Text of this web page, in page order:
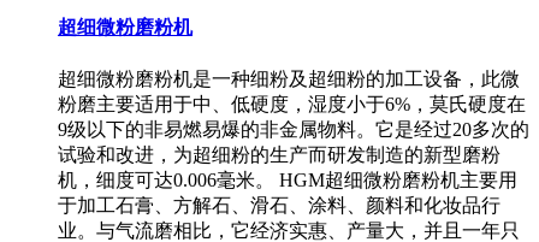
超细微粉磨粉机
超细微粉磨粉机是一种细粉及超细粉的加工设备，此微
粉磨主要适用于中、低硬度，湿度小于6%，莫氏硬度在
9级以下的非易燃易爆的非金属物料。它是经过20多次的
试验和改进，为超细粉的生产而研发制造的新型磨粉
机，细度可达0.006毫米。 HGM超细微粉磨粉机主要用
于加工石膏、方解石、滑石、涂料、颜料和化妆品行
业。与气流磨相比，它经济实惠、产量大，并且一年只